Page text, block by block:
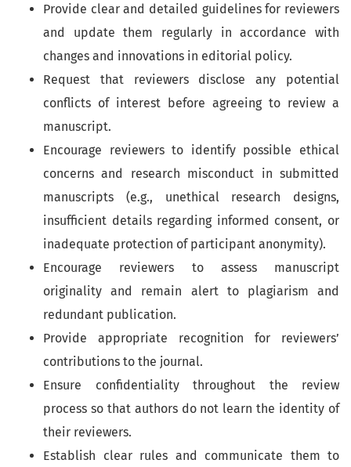
Provide clear and detailed guidelines for reviewers
and update them regularly in accordance with
changes and innovations in editorial policy.
Request that reviewers disclose any potential
conflicts of interest before agreeing to review a
manuscript.
Encourage reviewers to identify possible ethical
concerns and research misconduct in submitted
manuscripts (e.g., unethical research designs,
insufficient details regarding informed consent, or
inadequate protection of participant anonymity).
Encourage reviewers to assess manuscript
originality and remain alert to plagiarism and
redundant publication.
Provide appropriate recognition for reviewers’
contributions to the journal.
Ensure confidentiality throughout the review
process so that authors do not learn the identity of
their reviewers.
Establish clear rules and communicate them to